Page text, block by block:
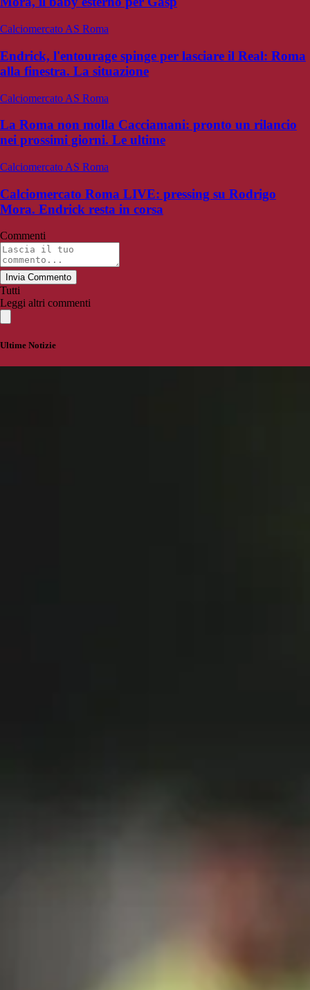
Calciomercato AS Roma
Endrick, l'entourage spinge per lasciare il Real: Roma
alla finestra. La situazione
Calciomercato AS Roma
La Roma non molla Cacciamani: pronto un rilancio
nei prossimi giorni. Le ultime
Calciomercato AS Roma
Calciomercato Roma LIVE: pressing su Rodrigo
Mora. Endrick resta in corsa
Commenti
Invia Commento
Tutti
Leggi altri commenti
Ultime Notizie